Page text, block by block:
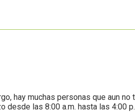
hay muchas personas que aun
desde las 8:00 a.m. hasta las 4:00